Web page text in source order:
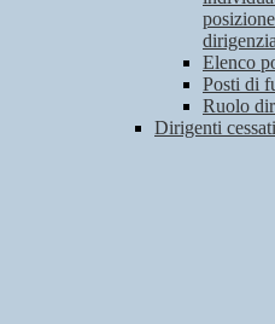
Elenco
Posti di
Ruolo
Dirigenti cessati